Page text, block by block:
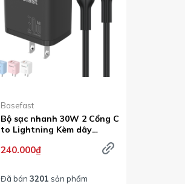
Basefast
Bộ sạc nhanh 30W 2 Cổng C
to Lightning Kèm dây
silicon siêu bền - Basefast
Amazon Seri
240.000₫
Đã bán 3201 sản phẩm